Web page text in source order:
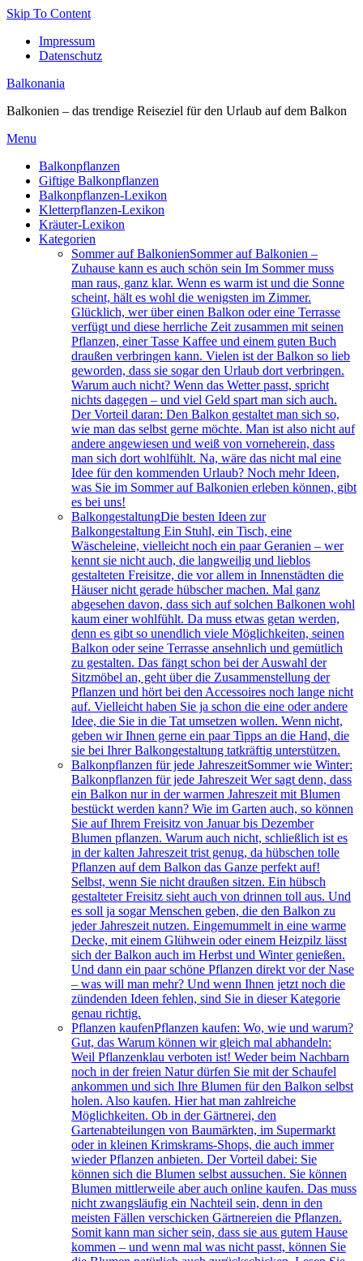
Skip To Content
Impressum
Datenschutz
Balkonania
Balkonien – das trendige Reiseziel für den Urlaub auf dem Balkon
Menu
Balkonpflanzen
Giftige Balkonpflanzen
Balkonpflanzen-Lexikon
Kletterpflanzen-Lexikon
Kräuter-Lexikon
Kategorien
Sommer auf BalkonienSommer auf Balkonien –
Zuhause kann es auch schön sein Im Sommer muss
man raus, ganz klar. Wenn es warm ist und die Sonne
scheint, hält es wohl die wenigsten im Zimmer.
Glücklich, wer über einen Balkon oder eine Terrasse
verfügt und diese herrliche Zeit zusammen mit seinen
Pflanzen, einer Tasse Kaffee und einem guten Buch
draußen verbringen kann. Vielen ist der Balkon so lieb
geworden, dass sie sogar den Urlaub dort verbringen.
Warum auch nicht? Wenn das Wetter passt, spricht
nichts dagegen – und viel Geld spart man sich auch.
Der Vorteil daran: Den Balkon gestaltet man sich so,
wie man das selbst gerne möchte. Man ist also nicht auf
andere angewiesen und weiß von vorneherein, dass
man sich dort wohlfühlt. Na, wäre das nicht mal eine
Idee für den kommenden Urlaub? Noch mehr Ideen,
was Sie im Sommer auf Balkonien erleben können, gibt
es bei uns!
BalkongestaltungDie besten Ideen zur
Balkongestaltung Ein Stuhl, ein Tisch, eine
Wäscheleine, vielleicht noch ein paar Geranien – wer
kennt sie nicht auch, die langweilig und lieblos
gestalteten Freisitze, die vor allem in Innenstädten die
Häuser nicht gerade hübscher machen. Mal ganz
abgesehen davon, dass sich auf solchen Balkonen wohl
kaum einer wohlfühlt. Da muss etwas getan werden,
denn es gibt so unendlich viele Möglichkeiten, seinen
Balkon oder seine Terrasse ansehnlich und gemütlich
zu gestalten. Das fängt schon bei der Auswahl der
Sitzmöbel an, geht über die Zusammenstellung der
Pflanzen und hört bei den Accessoires noch lange nicht
auf. Vielleicht haben Sie ja schon die eine oder andere
Idee, die Sie in die Tat umsetzen wollen. Wenn nicht,
geben wir Ihnen gerne ein paar Tipps an die Hand, die
sie bei Ihrer Balkongestaltung tatkräftig unterstützen.
Balkonpflanzen für jede JahreszeitSommer wie Winter:
Balkonpflanzen für jede Jahreszeit Wer sagt denn, dass
ein Balkon nur in der warmen Jahreszeit mit Blumen
bestückt werden kann? Wie im Garten auch, so können
Sie auf Ihrem Freisitz von Januar bis Dezember
Blumen pflanzen. Warum auch nicht, schließlich ist es
in der kalten Jahreszeit trist genug, da hübschen tolle
Pflanzen auf dem Balkon das Ganze perfekt auf!
Selbst, wenn Sie nicht draußen sitzen. Ein hübsch
gestalteter Freisitz sieht auch von drinnen toll aus. Und
es soll ja sogar Menschen geben, die den Balkon zu
jeder Jahreszeit nutzen. Eingemummelt in eine warme
Decke, mit einem Glühwein oder einem Heizpilz lässt
sich der Balkon auch im Herbst und Winter genießen.
Und dann ein paar schöne Pflanzen direkt vor der Nase
– was will man mehr? Und wenn Ihnen jetzt noch die
zündenden Ideen fehlen, sind Sie in dieser Kategorie
genau richtig.
Pflanzen kaufenPflanzen kaufen: Wo, wie und warum?
Gut, das Warum können wir gleich mal abhandeln:
Weil Pflanzenklau verboten ist! Weder beim Nachbarn
noch in der freien Natur dürfen Sie mit der Schaufel
ankommen und sich Ihre Blumen für den Balkon selbst
holen. Also kaufen. Hier hat man zahlreiche
Möglichkeiten. Ob in der Gärtnerei, den
Gartenabteilungen von Baumärkten, im Supermarkt
oder in kleinen Krimskrams-Shops, die auch immer
wieder Pflanzen anbieten. Der Vorteil dabei: Sie
können sich die Blumen selbst aussuchen. Sie können
Blumen mittlerweile aber auch online kaufen. Das muss
nicht zwangsläufig ein Nachteil sein, denn in den
meisten Fällen verschicken Gärtnereien die Pflanzen.
Somit kann man sicher sein, dass sie aus gutem Hause
kommen – und wenn mal was nicht passt, können Sie